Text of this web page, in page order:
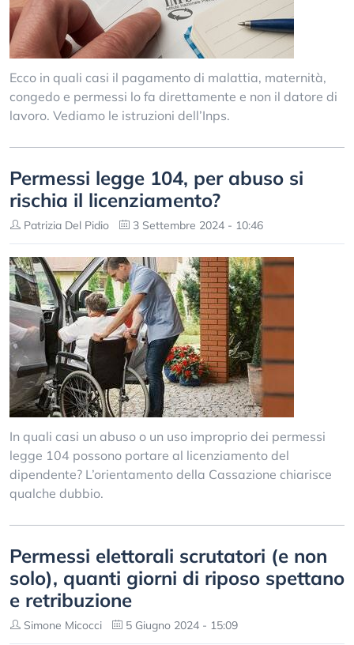
Ecco in quali casi il pagamento di malattia, maternità,
congedo e permessi lo fa direttamente e non il datore di
lavoro. Vediamo le istruzioni dell’Inps.
Permessi legge 104, per abuso si
rischia il licenziamento?
Patrizia Del Pidio 3 Settembre 2024 - 10:46
In quali casi un abuso o un uso improprio dei permessi
legge 104 possono portare al licenziamento del
dipendente? L’orientamento della Cassazione chiarisce
qualche dubbio.
Permessi elettorali scrutatori (e non
solo), quanti giorni di riposo spettano
e retribuzione
Simone Micocci 5 Giugno 2024 - 15:09